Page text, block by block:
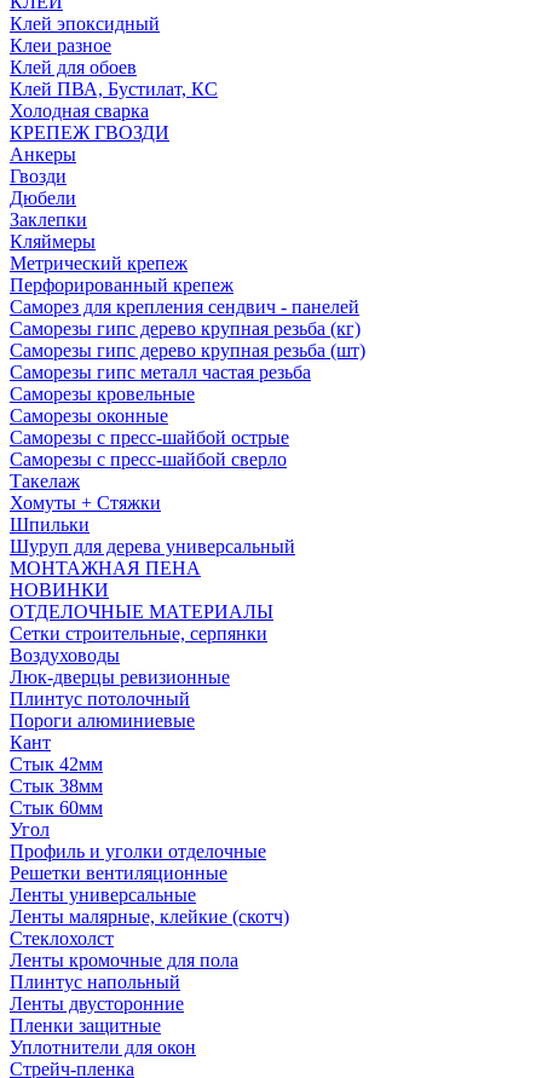
Клей эпоксидный
Клеи разное
Клей для обоев
Клей ПВА, Бустилат, КС
Холодная сварка
КРЕПЕЖ ГВОЗДИ
Анкеры
Гвозди
Дюбели
Заклепки
Кляймеры
Метрический крепеж
Перфорированный крепеж
Саморез для крепления сендвич - панелей
Саморезы гипс дерево крупная резьба (кг)
Саморезы гипс дерево крупная резьба (шт)
Саморезы гипс металл частая резьба
Саморезы кровельные
Саморезы оконные
Саморезы с пресс-шайбой острые
Саморезы с пресс-шайбой сверло
Такелаж
Хомуты + Стяжки
Шпильки
Шуруп для дерева универсальный
МОНТАЖНАЯ ПЕНА
НОВИНКИ
ОТДЕЛОЧНЫЕ МАТЕРИАЛЫ
Сетки строительные, серпянки
Воздуховоды
Люк-дверцы ревизионные
Плинтус потолочный
Пороги алюминиевые
Кант
Стык 42мм
Стык 38мм
Стык 60мм
Угол
Профиль и уголки отделочные
Решетки вентиляционные
Ленты универсальные
Ленты малярные, клейкие (скотч)
Стеклохолст
Ленты кромочные для пола
Плинтус напольный
Ленты двусторонние
Пленки защитные
Уплотнители для окон
Стрейч-пленка